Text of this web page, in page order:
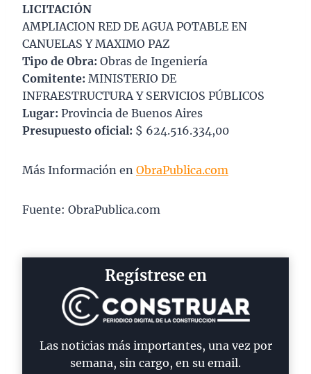
LICITACIÓN
AMPLIACION RED DE AGUA POTABLE EN
CANUELAS Y MAXIMO PAZ
Tipo de Obra: Obras de Ingeniería
Comitente: MINISTERIO DE
INFRAESTRUCTURA Y SERVICIOS PÚBLICOS
Lugar: Provincia de Buenos Aires
Presupuesto oficial: $ 624.516.334,00
Más Información en ObraPublica.com
Fuente: ObraPublica.com
Regístrese en
Las noticias más importantes, una vez por
semana, sin cargo, en su email.